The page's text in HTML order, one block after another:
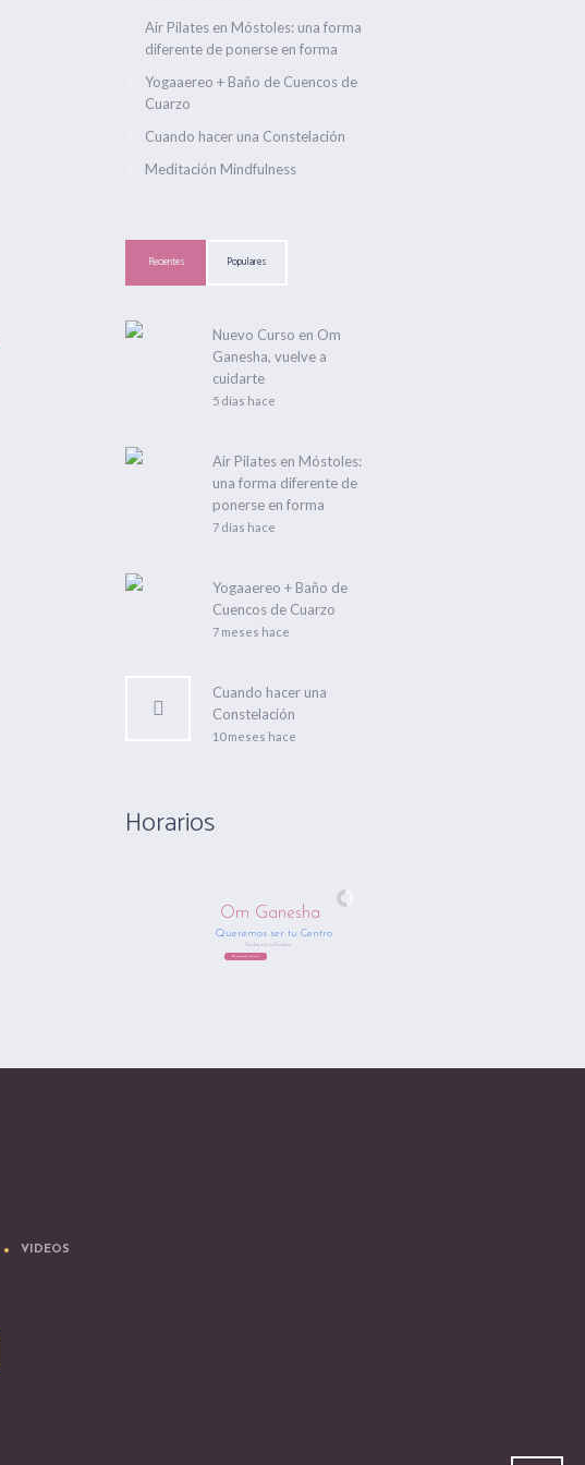
Air Pilates en Móstoles: una forma
diferente de ponerse en forma
Yogaaereo + Baño de Cuencos de
Cuarzo
Cuando hacer una Constelación
Meditación Mindfulness
Recientes Populares
Nuevo Curso en Om
Ganesha, vuelve a
cuidarte
5 días hace
Air Pilates en Móstoles:
una forma diferente de
ponerse en forma
7 días hace
Yogaaereo + Baño de
Cuencos de Cuarzo
7 meses hace
Cuando hacer una
Constelación
10 meses hace
Horarios
Regístrate Ahora
Om Ganesha
Queremos ser tu Centro
Nos Importa tu Bienestar
VIDEOS